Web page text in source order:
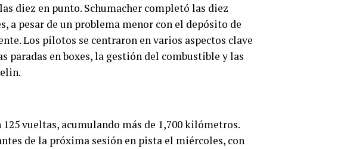
diez en punto. Schumacher completó las diez
a pesar de un problema menor con el depósito de
Los pilotos se centraron en varios aspectos clave
paradas en boxes, la gestión del combustible y las
vueltas, acumulando más de 1,700 kilómetros.
de la próxima sesión en pista el miércoles, con